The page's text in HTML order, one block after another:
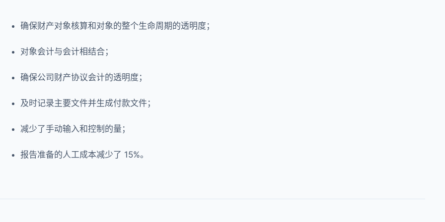
确保财产对象核算和对象的整个生命周期的透明度；
对象会计与会计相结合；
确保公司财产协议会计的透明度；
及时记录主要文件并生成付款文件；
减少了手动输入和控制的量；
报告准备的人工成本减少了 15%。